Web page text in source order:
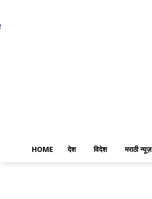
HOME देश विदेश मराठी न्यूज़